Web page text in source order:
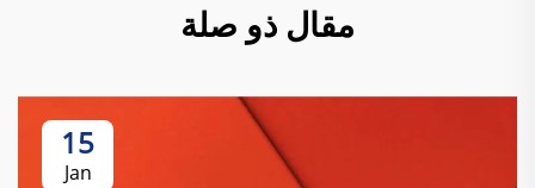
مقال ذو صلة
15
Jan